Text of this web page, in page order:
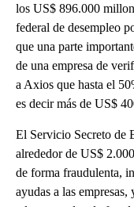
los US$ 896.000
federal de desempleo
que una parte
de una empresa de
a Axios que hasta el
es decir más de US$
El Servicio Secreto de
alrededor de US$
de forma fraudulenta,
ayudas a las